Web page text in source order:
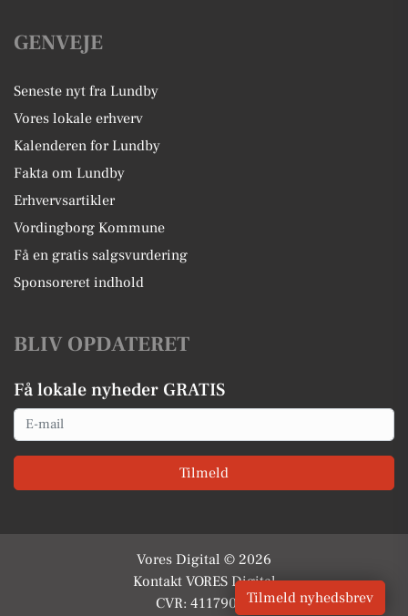
GENVEJE
Seneste nyt fra Lundby
Vores lokale erhverv
Kalenderen for Lundby
Fakta om Lundby
Erhvervsartikler
Vordingborg Kommune
Få en gratis salgsvurdering
Sponsoreret indhold
BLIV OPDATERET
Få lokale nyheder GRATIS
Email
Tilmeld
Vores Digital © 2026
Kontakt VORES Digital
CVR: 41179082Tilmeld nyhedsbrev